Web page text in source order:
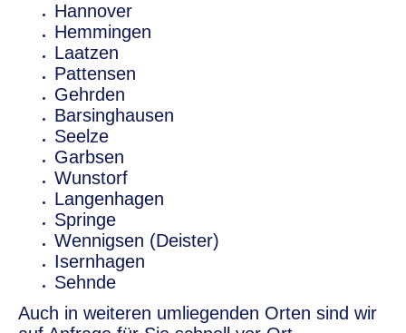
Hannover
Hemmingen
Laatzen
Pattensen
Gehrden
Barsinghausen
Seelze
Garbsen
Wunstorf
Langenhagen
Springe
Wennigsen (Deister)
Isernhagen
Sehnde
Auch in weiteren umliegenden Orten sind wir